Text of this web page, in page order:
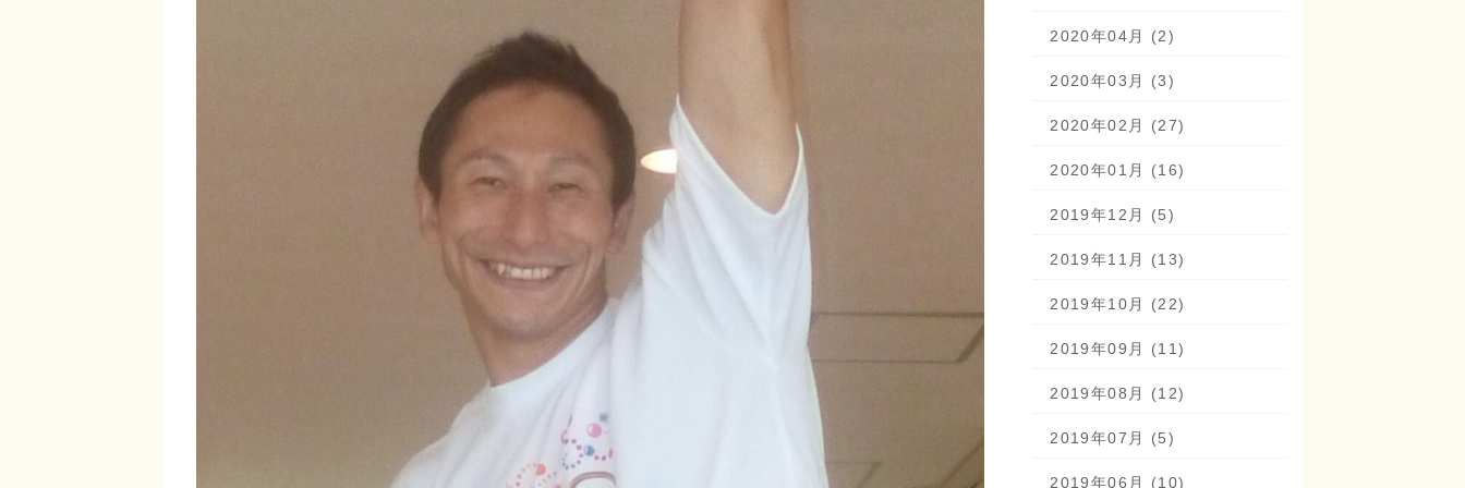
2020年04月 (2)
2020年03月 (3)
2020年02月 (27)
2020年01月 (16)
2019年12月 (5)
2019年11月 (13)
2019年10月 (22)
2019年09月 (11)
2019年08月 (12)
2019年07月 (5)
2019年06月 (10)